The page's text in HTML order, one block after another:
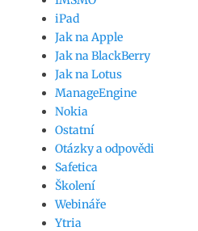
iPad
Jak na Apple
Jak na BlackBerry
Jak na Lotus
ManageEngine
Nokia
Ostatní
Otázky a odpovědi
Safetica
Školení
Webináře
Ytria